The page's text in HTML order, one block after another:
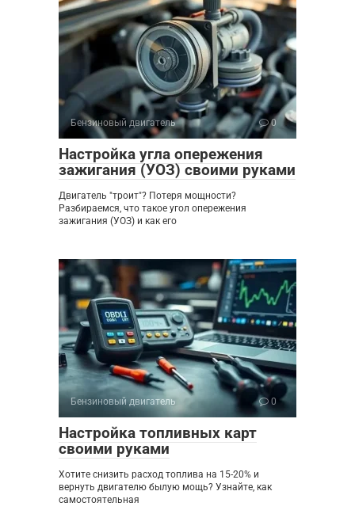
Бензиновый двигатель 0
Настройка угла опережения
зажигания (УОЗ) своими руками
Двигатель "троит"? Потеря мощности?
Разбираемся, что такое угол опережения
зажигания (УОЗ) и как его
Бензиновый двигатель 0
Настройка топливных карт
своими руками
Хотите снизить расход топлива на 15-20% и
вернуть двигателю былую мощь? Узнайте, как
самостоятельная